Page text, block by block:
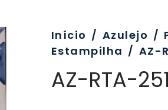
Início / Azulejo /
Estampilha / AZ-
AZ-RTA-251